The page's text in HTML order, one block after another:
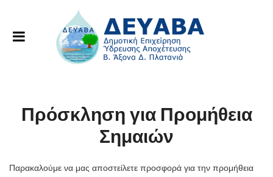
Πρόσκληση για Προμήθεια
Σημαιών
Παρακαλούμε να μας αποστείλετε προσφορά για την προμήθεια